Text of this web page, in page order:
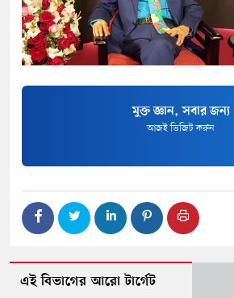
মুক্ত জ্ঞান, সবার জন্য
আজই ভিজিট করুন
এই বিভাগের আরো টার্গেট